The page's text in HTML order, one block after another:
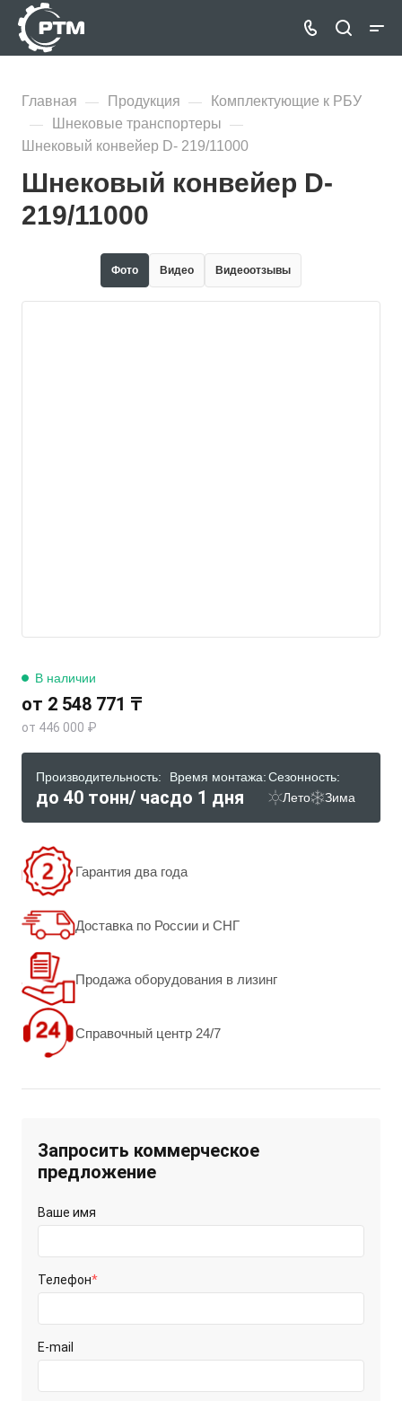
Главная — Продукция —
Комплектующие к РБУ
—
Шнековые транспортеры —
Шнековый конвейер D- 219/11000
Шнековый конвейер D-
219/11000
Фото Видео Видеоотзывы
В наличии
от 2 548 771 ₸
от 446 000 ₽
Производительность:
до 40 тонн/ час
Время монтажа:
до 1 дня
Сезонность:
Лето
Зима
Гарантия два года
Доставка по России и СНГ
Продажа оборудования в лизинг
Справочный центр 24/7
Запросить коммерческое
предложение
Ваше имя
Телефон*
E-mail